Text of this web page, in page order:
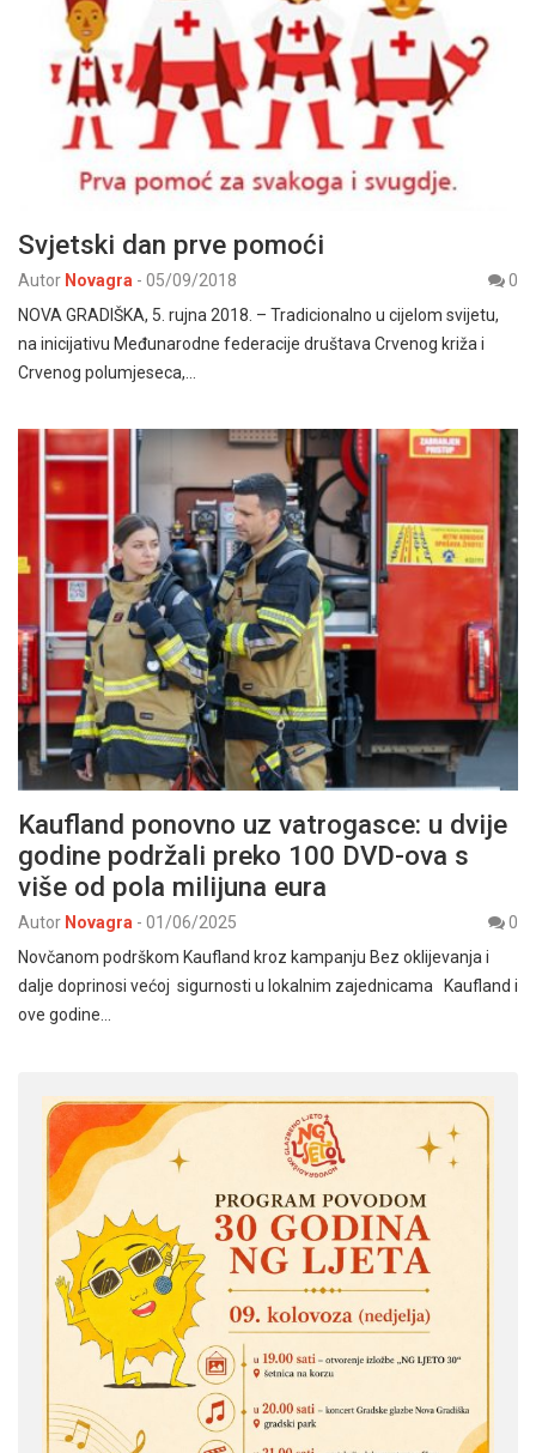
Svjetski dan prve pomoći
Autor Novagra - 05/09/2018
0
NOVA GRADIŠKA, 5. rujna 2018. – Tradicionalno u cijelom svijetu,
na inicijativu Međunarodne federacije društava Crvenog križa i
Crvenog polumjeseca,…
Kaufland ponovno uz vatrogasce: u dvije
godine podržali preko 100 DVD-ova s
više od pola milijuna eura
Autor Novagra - 01/06/2025
0
Novčanom podrškom Kaufland kroz kampanju Bez oklijevanja i
dalje doprinosi većoj sigurnosti u lokalnim zajednicama Kaufland i
ove godine…